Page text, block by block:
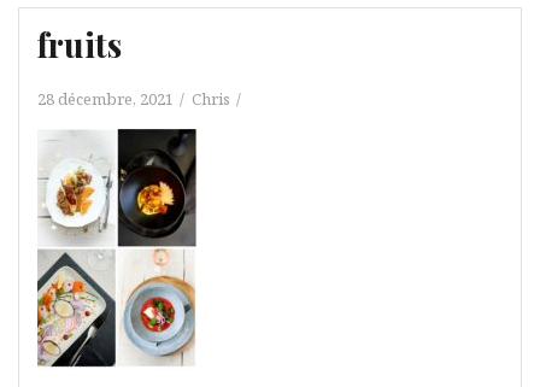
fruits
28 décembre, 2021 Chris